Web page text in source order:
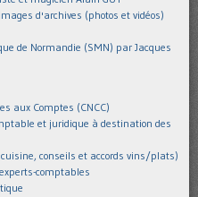
d'archives (photos et vidéos)
de Normandie (SMN) par Jacques
aux Comptes (CNCC)
et juridique à destination des
conseils et accords vins/plats)
comptables